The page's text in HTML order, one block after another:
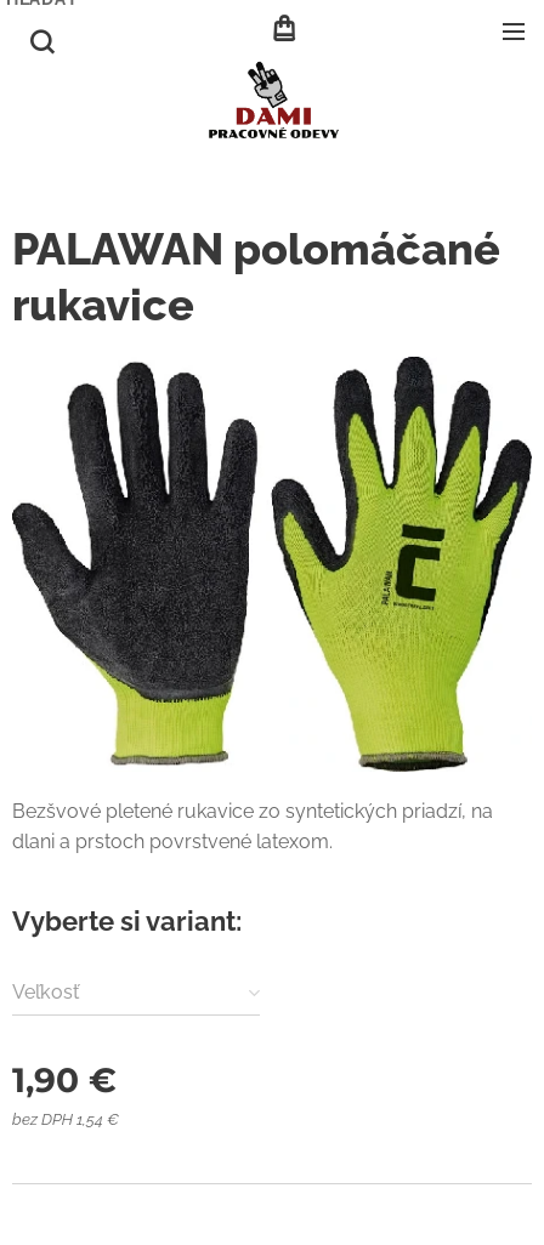
PALAWAN polomáčané
rukavice
Bezšvové pletené rukavice zo syntetických priadzí, na
dlani a prstoch povrstvené latexom.
Vyberte si variant:
Veľkosť
1,90 €
bez DPH 1,54 €